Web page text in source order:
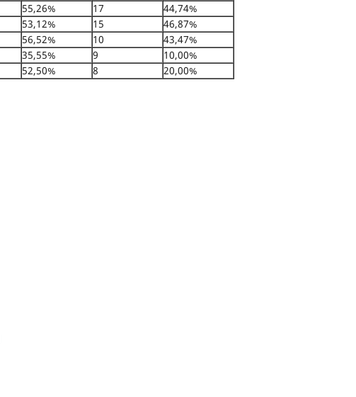
55,26% 17
44,74%
53,12% 15
46,87%
56,52% 10
43,47%
35,55% 9
10,00%
52,50% 8 20,00%